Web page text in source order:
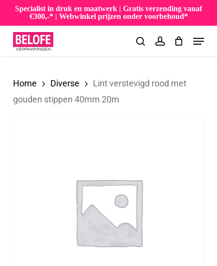
Skip
main
content
Specialist in druk en maatwerk | Gratis verzending vanaf
€300,-* | Webwinkel prijzen onder voorbehoud*
searchaccount
Menu
Home Diverse
Lint verstevigd rood met
gouden stippen 40mm 20m